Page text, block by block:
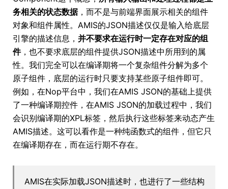
务相关的状态数据，而不是与前端界面展示相关的组件
对象和组件属性。AMIS的JSON描述仅仅是输入给底层
引擎的描述信息， 并不要求在运行时一定存在对应的组
件，也不要求底层的组件提供JSON描述中所用到的属
性。我们完全可以在编译期将一个复杂组件分解为多个
原子组件，底层的运行时只要支持某些原子组件即可。
例如，在Nop平台中，我们在AMIS JSON的基础上提供
了一种编译期控件，在AMIS JSON的加载过程中，我们
会识别编译期的XPL标签，然后执行这些标签来动态产生
AMIS描述。这可以看作是一种纯函数式的组件，但它只
在编译期存在，而在运行期不存在。
AMIS在实际加载JSON描述时，也进行了一些结构